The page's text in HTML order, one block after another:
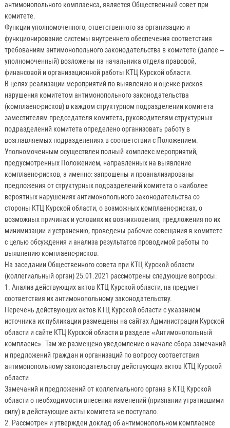
антимонопольного комплаенса, является Общественный совет при
комитете.
Функции уполномоченного, ответственного за организацию и
функционирование системы внутреннего обеспечения соответствия
требованиям антимонопольного законодательства в комитете (далее –
уполномоченный) возложены на начальника отдела правовой,
финансовой и организационной работы КТЦ Курской области.
В целях реализации мероприятий по выявлению и оценке рисков
нарушения комитетом антимонопольного законодательства
(комплаенс-рисков) в каждом структурном подразделении комитета
заместителям председателя комитета, руководителям структурных
подразделений комитета определено организовать работу в
возглавляемых подразделениях в соответствии с Положением.
Уполномоченным осуществлен полный комплекс мероприятий,
предусмотренных Положением, направленных на выявление
комплаенс-рисков, а именно: запрошены и проанализированы
предложения от структурных подразделений комитета о наиболее
вероятных нарушениях антимонопольного законодательства со
стороны КТЦ Курской области, о возможных комплаенс-рисках, о
возможных причинах и условиях их возникновения, предложения по их
минимизации и устранению; проведены рабочие совещания в комитете
с целью обсуждения и анализа результатов проводимой работы по
выявлению комплаенс-рисков.
На заседании Общественного совета при КТЦ Курской области
(коллегиальный орган) 25.01.2021 рассмотрены следующие вопросы:
1. Анализ действующих актов КТЦ Курской области, на предмет
соответствия их антимонопольному законодательству.
Перечень действующих актов КТЦ Курской области с указанием
источника их публикации размещены на сайтах Администрации Курской
области и сайте КТЦ Курской области в разделе «Антимонопольный
комплаенс». Там же размещено уведомление о начале сбора замечаний
и предложений граждан и организаций по вопросу соответствия
антимонопольному законодательству действующих актов КТЦ Курской
области.
Замечаний и предложений от коллегиального органа в КТЦ Курской
области о необходимости внесения изменений (признании утратившими
силу) в действующие акты комитета не поступало.
2. Рассмотрен и утвержден доклад об антимонопольном комплаенсе